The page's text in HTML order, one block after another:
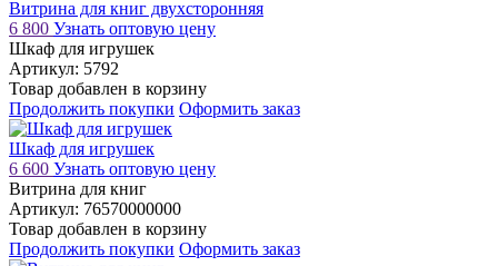
Витрина для книг двухсторонняя
6 800 Узнать оптовую цену
Шкаф для игрушек
Артикул: 5792
Товар добавлен в корзину
Продолжить покупки Оформить заказ
Шкаф для игрушек
6 600 Узнать оптовую цену
Витрина для книг
Артикул: 76570000000
Товар добавлен в корзину
Продолжить покупки Оформить заказ